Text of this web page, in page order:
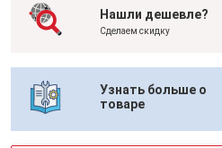
Нашли дешевле?
Сделаем скидку
Узнать больше о
товаре